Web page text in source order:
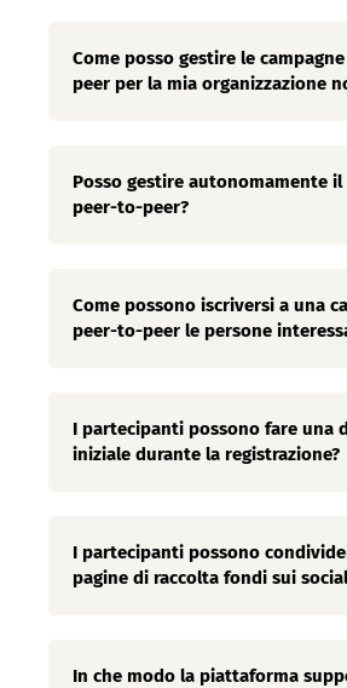
Come posso gestire le
peer per la mia organizzazione
Posso gestire autonomamente
peer-to-peer?
Come possono iscriversi a una
peer-to-peer le persone
I partecipanti possono fare una
iniziale durante la registrazione?
I partecipanti possono
pagine di raccolta fondi sui
In che modo la piattaforma